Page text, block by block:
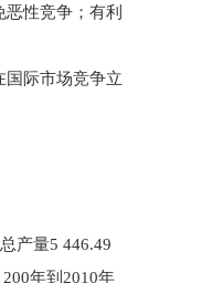
性竞争；有利
际市场竞争立
产量5 446.49
年到2010年